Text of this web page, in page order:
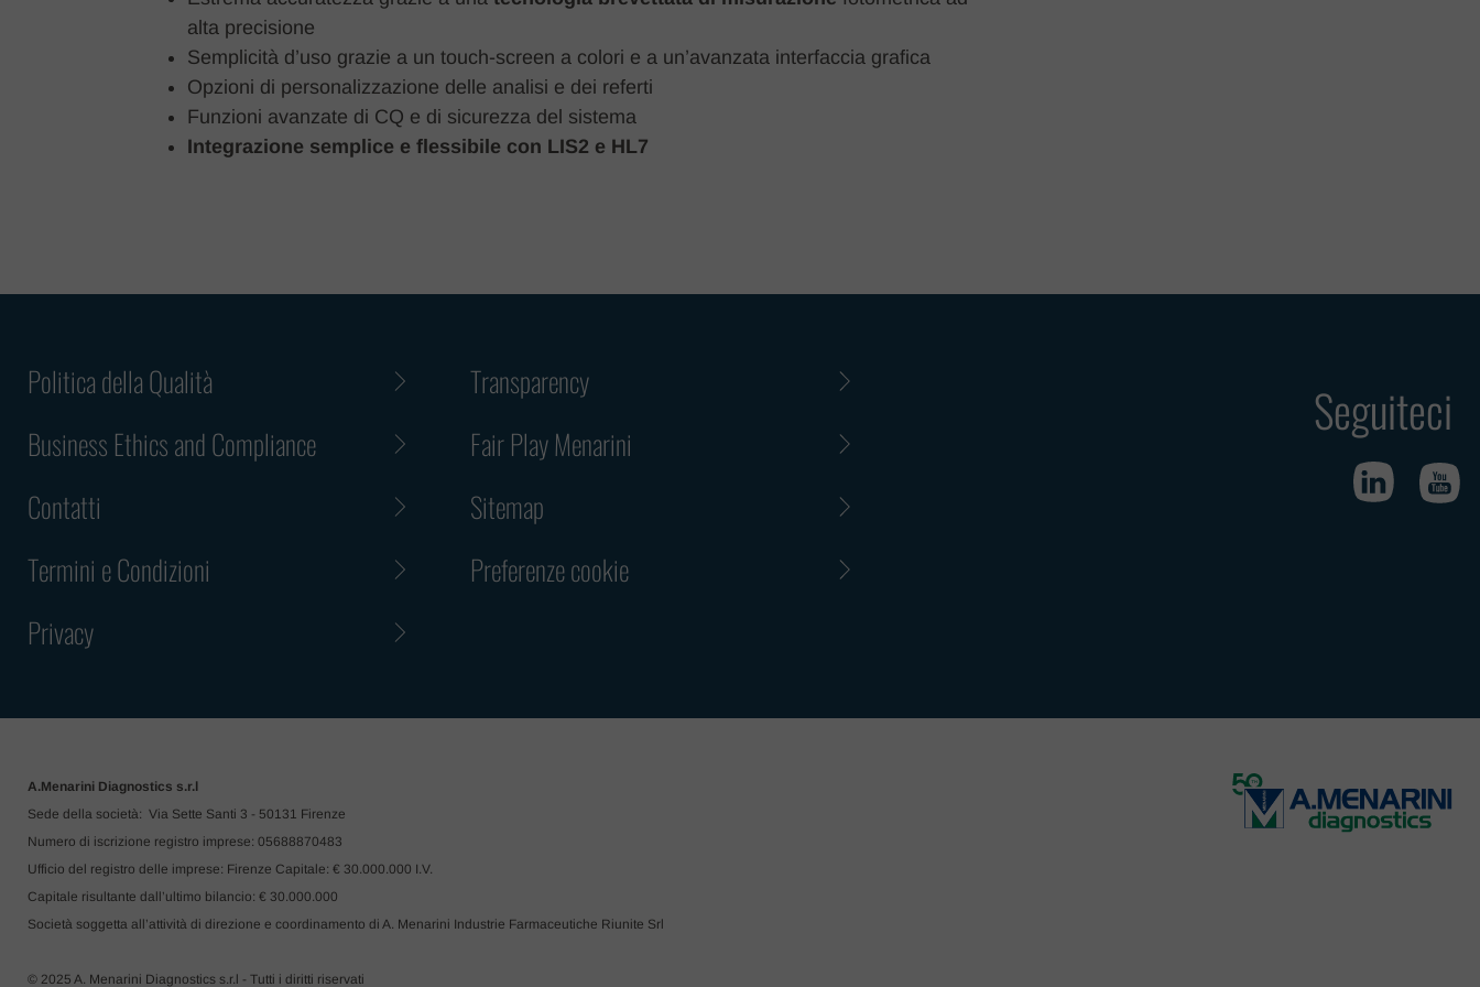
alta precisione
Semplicità d’uso grazie a un touch-screen a colori e a un’avanzata interfaccia grafica
Opzioni di personalizzazione delle analisi e dei referti
Funzioni avanzate di CQ e di sicurezza del sistema
Integrazione semplice e flessibile con LIS2 e HL7
Politica della Qualità
Business Ethics and Compliance
Contatti
Termini e Condizioni
Privacy
Transparency
Fair Play Menarini
Sitemap
Preferenze cookie
Seguiteci
A.Menarini Diagnostics s.r.l
Sede della società: Via Sette Santi 3 - 50131 Firenze
Numero di iscrizione registro imprese: 05688870483
Ufficio del registro delle imprese: Firenze Capitale: € 30.000.000 I.V.
Capitale risultante dall’ultimo bilancio: € 30.000.000
Società soggetta all’attività di direzione e coordinamento di A. Menarini Industrie Farmaceutiche Riunite Srl
© 2025 A. Menarini Diagnostics s.r.l - Tutti i diritti riservati